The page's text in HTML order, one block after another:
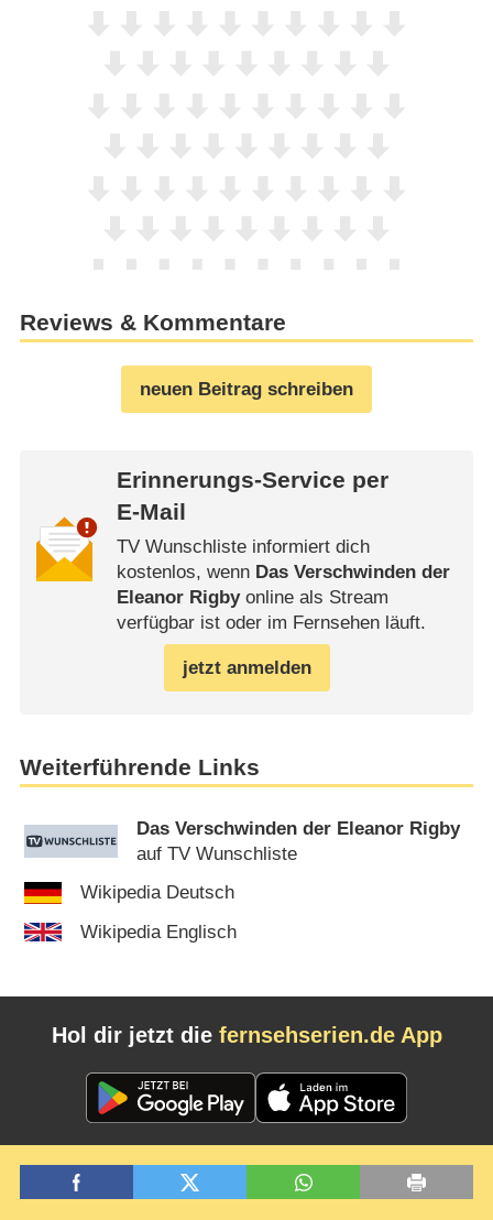
Reviews & Kommentare
neuen Beitrag schreiben
Erinnerungs-Service per
E-Mail
TV Wunschliste informiert dich
kostenlos, wenn Das Verschwinden der
Eleanor Rigbyonline als Stream
verfügbar ist oder im Fernsehen läuft.
jetzt anmelden
Weiterführende Links
Das Verschwinden der Eleanor Rigby
auf TV Wunschliste
Wikipedia Deutsch
Wikipedia Englisch
Hol dir jetzt die fernsehserien.de App